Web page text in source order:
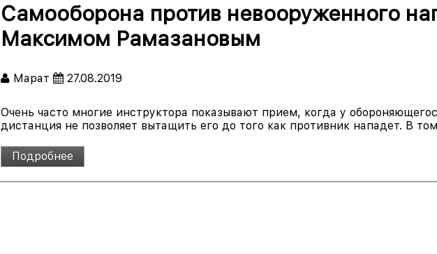
Самооборона против невооруженного
Максимом Рамазановым
Марат 27.08.2019
Очень часто многие инструктора показывают прием, когда у
дистанция не позволяет вытащить его до того как противник нападет. В
Подробнее